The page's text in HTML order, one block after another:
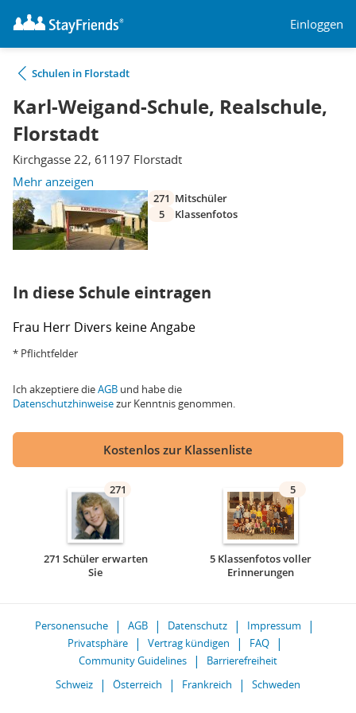
Einloggen
Schulen in Florstadt
Karl-Weigand-Schule, Realschule,
Florstadt
Kirchgasse 22, 61197 Florstadt
Mehr anzeigen
271 Mitschüler
5
Klassenfotos
In diese Schule eintragen
Frau Herr Divers keine Angabe
* Pflichtfelder
Ich akzeptiere dieAGB und habe die
Datenschutzhinweisezur Kenntnis genommen.
Kostenlos zur Klassenliste
271
271 Schüler erwarten
Sie
5
5 Klassenfotos voller
Erinnerungen
Personensuche AGB Datenschutz
Impressum
Privatsphäre
Vertrag kündigen
FAQ
Community Guidelines
Barrierefreiheit
Schweiz
Österreich Frankreich Schweden